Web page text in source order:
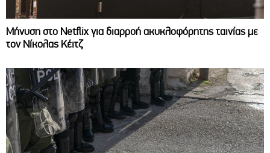
Μήνυση στο Netflix για διαρροή ακυκλοφόρητης ταινίας με
τον Νίκολας Κέιτζ